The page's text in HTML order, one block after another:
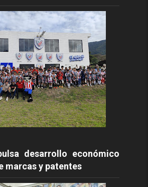
desarrollo económico
marcas y patentes